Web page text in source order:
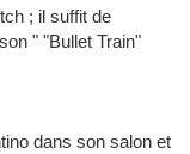
; il suffit de
" "Bullet Train"
dans son salon et